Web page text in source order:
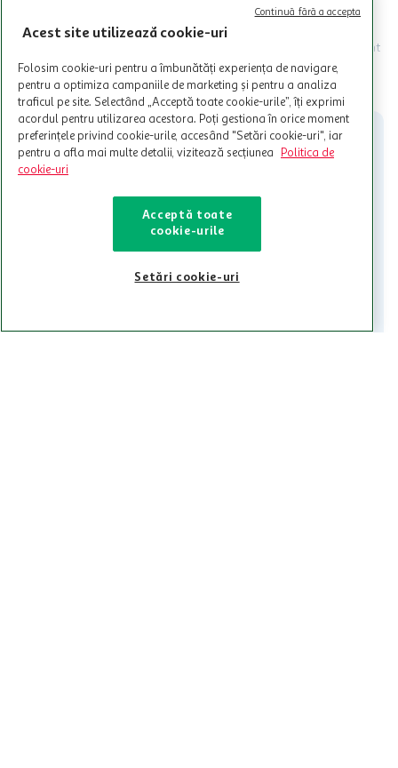
Programul MyCLUB Auchan se adreseaza persoanelor fizice care
au varsta de peste 18 ani impliniti la data inscrierii și care accepta
Termenele și Condițiile Programului. Ofertele MyCLUB Auchan sunt
valabile in limita stocurilor disponibile. Beneficiile se acorda in
limita a 12 unitati / card client o singura data in perioada promotiei.
Cardul poate fi utilizat doar in legatura cu magazinele Auchan
participante și pentru acțiuni promotionale indicate de Auchan si
nu poate fi utilizat in legatura cu alti comercianți sau pentru alte
activitati in afara celor mentionate in Termene si Conditii. Auchan
nu raspunde pentru imposibilitatea utilizarii Cardului in perioada in
care aceste este suspendat sau in perioada in care sunt efectuate
CITESTE MAI MULT
Contacteaza-ne!
Iti stam mereu la dispozitie.
021-9141 contact@auchan.ro
Acest site utilizează cookie-uri
Folosim cookie-uri pentru a îmbunătăți experiența de navigare,
pentru a optimiza campaniile de marketing și pentru a analiza
traficul pe site. Selectând „Acceptă toate cookie-urile”, îți exprimi
acordul pentru utilizarea acestora. Poți gestiona în orice moment
preferințele privind cookie-urile, accesând "Setări cookie-uri", iar
pentru a afla mai multe detalii, vizitează secțiunea
Politica de
cookie-uri
Acceptă toate
cookie-urile
Setări cookie-uri
Continuă fără a accepta